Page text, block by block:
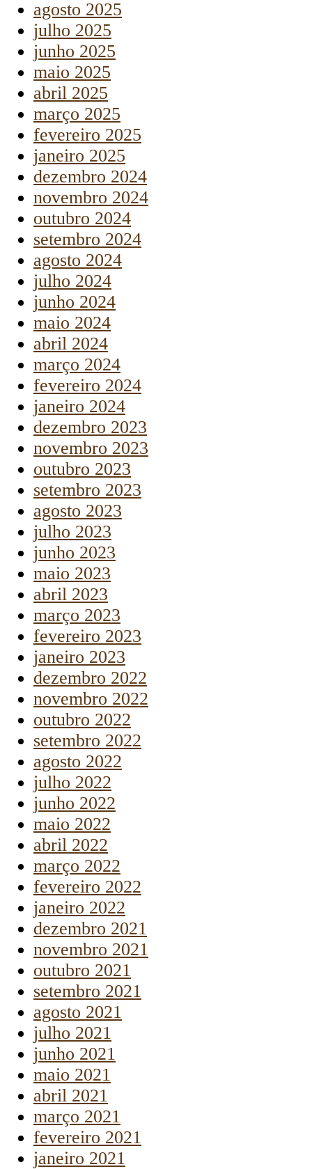
agosto 2025
julho 2025
junho 2025
maio 2025
abril 2025
março 2025
fevereiro 2025
janeiro 2025
dezembro 2024
novembro 2024
outubro 2024
setembro 2024
agosto 2024
julho 2024
junho 2024
maio 2024
abril 2024
março 2024
fevereiro 2024
janeiro 2024
dezembro 2023
novembro 2023
outubro 2023
setembro 2023
agosto 2023
julho 2023
junho 2023
maio 2023
abril 2023
março 2023
fevereiro 2023
janeiro 2023
dezembro 2022
novembro 2022
outubro 2022
setembro 2022
agosto 2022
julho 2022
junho 2022
maio 2022
abril 2022
março 2022
fevereiro 2022
janeiro 2022
dezembro 2021
novembro 2021
outubro 2021
setembro 2021
agosto 2021
julho 2021
junho 2021
maio 2021
abril 2021
março 2021
fevereiro 2021
janeiro 2021